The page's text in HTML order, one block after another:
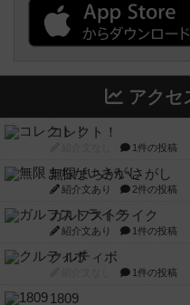
アクセ
コレクト！
1件の投稿
無限まちがいさがし
紹介文あり 2件の投稿
ガルフストライク
紹介文あり 1件の投稿
クルティボ
1件の投稿
1809